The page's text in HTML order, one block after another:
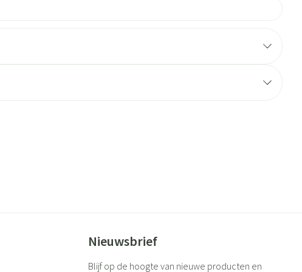
Nieuwsbrief
Blijf op de hoogte van nieuwe producten en